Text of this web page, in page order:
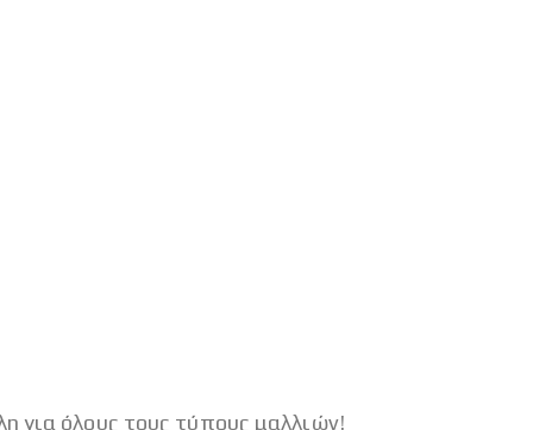
για όλους τους τύπους μαλλιών!